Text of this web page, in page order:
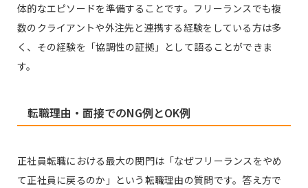
体的なエピソードを準備することです。フリーランスでも複
数のクライアントや外注先と連携する経験をしている方は多
く、その経験を「協調性の証拠」として語ることができま
す。
転職理由・面接でのNG例とOK例
正社員転職における最大の関門は「なぜフリーランスをやめ
て正社員に戻るのか」という転職理由の質問です。答え方で